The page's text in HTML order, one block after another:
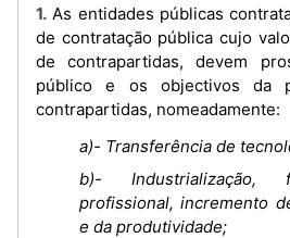
1. As entidades públicas contratantes, nos processos
de contratação pública cujo
de contrapartidas, devem
público e os objectivos da
contrapartidas, nomeadamente:
a)- Transferência de
b)- Industrialização,
profissional, incremento
e da produtividade;